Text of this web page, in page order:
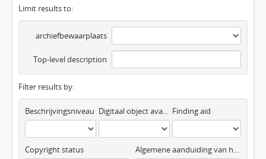
Limit results to:
archiefbewaarplaats
Top-level description
Filter results by:
Beschrijvingsniveau Digitaal object available Finding aid
Copyright status Algemene aanduiding van het materiaal